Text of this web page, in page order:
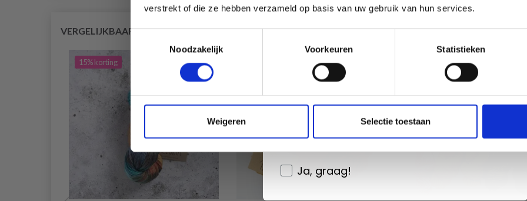
verstrekt of die ze hebben verzameld op basis van uw gebruik van hun services.
Noodzakelijk
Voorkeuren Statistieken
Weigeren Selectie toestaan
VERGELIJKBAAR MET DIT
15% korting 15% korting
Oui, inscrivez-moi !
Wil je liever nieuws ontvangen over onze
Ja, graag!